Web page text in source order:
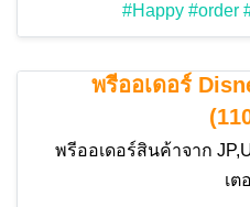
#Happy #order
พรีออเดอร์
พรีออเดอร์สินค้าจาก
เต